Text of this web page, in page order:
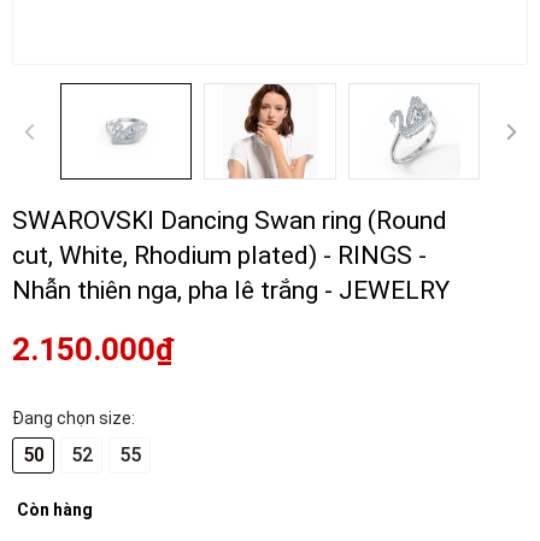
SWAROVSKI Dancing Swan ring (Round
cut, White, Rhodium plated) - RINGS -
Nhẫn thiên nga, pha lê trắng - JEWELRY
2.150.000₫
Đang chọn size:
50 52 55
Còn hàng